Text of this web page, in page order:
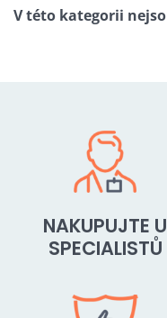
NAKUPUJTE U
SPECIALISTŮ